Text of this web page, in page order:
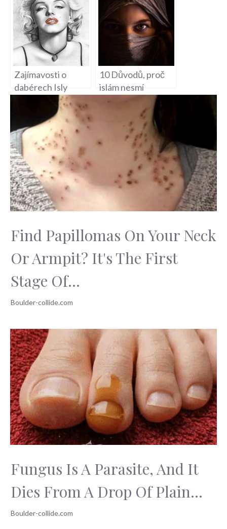
světě najevo?
Zajímavosti o
dabérech Isly
Fisher: Kdo skrývá
hlas za slavnou
herečkou?
10 Důvodů, proč
islám nesmí
vstoupit na českou
Find Papillomas On Your Neck
Or Armpit? It's The First
Stage Of...
Fungus Is A Parasite, And It
Dies From A Drop Of Plain...